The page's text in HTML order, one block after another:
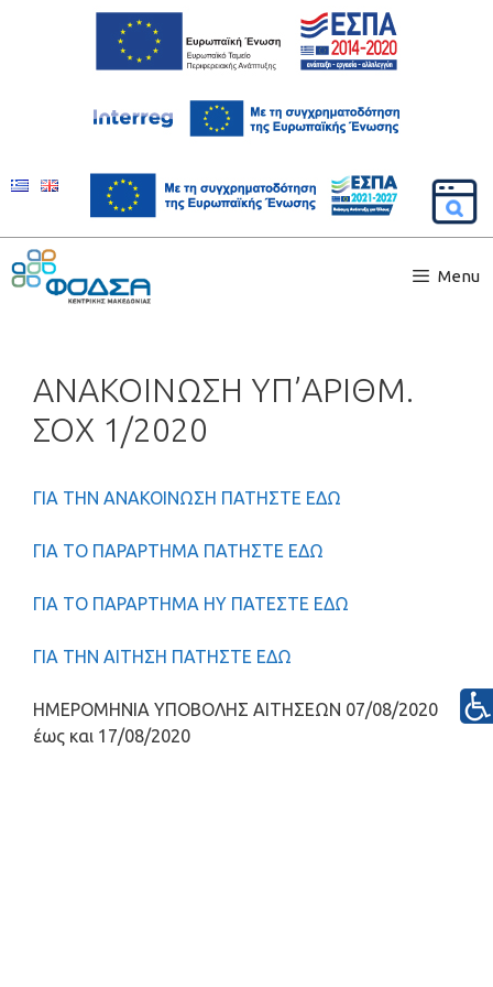
Menu
ΑΝΑΚΟΙΝΩΣΗ ΥΠ’ΑΡΙΘΜ.
ΣΟΧ 1/2020
ΓΙΑ ΤΗΝ ΑΝΑΚΟΙΝΩΣΗ ΠΑΤΗΣΤΕ ΕΔΩ
ΓΙΑ ΤΟ ΠΑΡΑΡΤΗΜΑ ΠΑΤΗΣΤΕ ΕΔΩ
ΓΙΑ ΤΟ ΠΑΡΑΡΤΗΜΑ ΗΥ ΠΑΤΕΣΤΕ ΕΔΩ
ΓΙΑ ΤΗΝ ΑΙΤΗΣΗ ΠΑΤΗΣΤΕ ΕΔΩ
ΗΜΕΡΟΜΗΝΙΑ ΥΠΟΒΟΛΗΣ ΑΙΤΗΣΕΩΝ 07/08/2020
έως και 17/08/2020